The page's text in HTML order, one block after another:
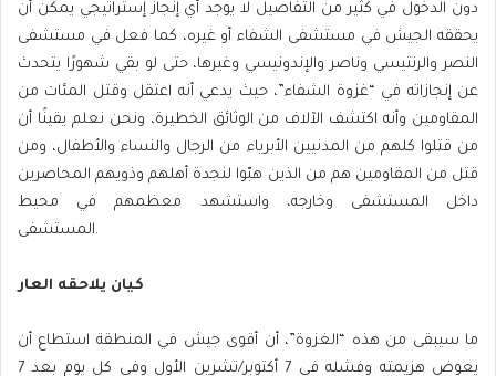
دون الدخول في كثير من التفاصيل لا يوجد أي إنجاز إستراتيجي يمكن أن
يحققه الجيش في مستشفى الشفاء أو غيره، كما فعل في مستشفى
النصر والرنتيسي وناصر والإندونيسي وغيرها، حتى لو بقي شهورًا يتحدث
عن إنجازاته في “غزوة الشفاء”، حيث يدعي أنه اعتقل وقتل المئات من
المقاومين وأنه اكتشف الآلاف من الوثائق الخطيرة، ونحن نعلم يقينًا أن
من قتلوا كلهم من المدنيين الأبرياء من الرجال والنساء والأطفال، ومن
قتل من المقاومين هم من الذين هبّوا لنجدة أهلهم وذويهم المحاصرين
داخل المستشفى وخارجه، واستشهد معظمهم في محيط
المستشفى.
كيان يلاحقه العار
ما سيبقى من هذه “الغزوة”، أن أقوى جيش في المنطقة استطاع أن
يعوض هزيمته وفشله في 7 أكتوبر/تشرين الأول وفي كل يوم بعد 7